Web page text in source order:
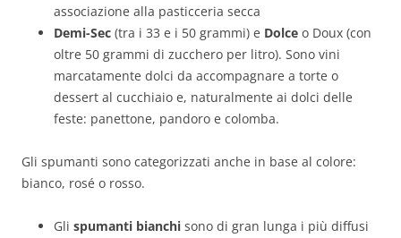
associazione alla pasticceria secca
Demi-Sec (tra i 33 e i 50 grammi) e Dolce o Doux (con
oltre 50 grammi di zucchero per litro). Sono vini
marcatamente dolci da accompagnare a torte o
dessert al cucchiaio e, naturalmente ai dolci delle
feste: panettone, pandoro e colomba.
Gli spumanti sono categorizzati anche in base al colore:
bianco, rosé o rosso.
Gli spumanti bianchi sono di gran lunga i più diffusi